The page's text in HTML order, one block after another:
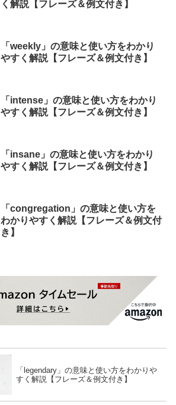
く解説【フレーズ＆例文付き】
「weekly」の意味と使い方をわかり
やすく解説【フレーズ＆例文付き】
「intense」の意味と使い方をわかり
やすく解説【フレーズ＆例文付き】
「insane」の意味と使い方をわかり
やすく解説【フレーズ＆例文付き】
「congregation」の意味と使い方を
わかりやすく解説【フレーズ＆例文付
き】
「legendary」の意味と使い方をわかりや
すく解説【フレーズ＆例文付き】